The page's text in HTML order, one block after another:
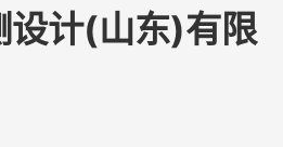
设计(山东)有限